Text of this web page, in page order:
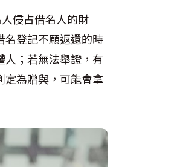
侵占借名人的財
名登記不願返還的時
人；若無法舉證，有
定為贈與，可能會拿